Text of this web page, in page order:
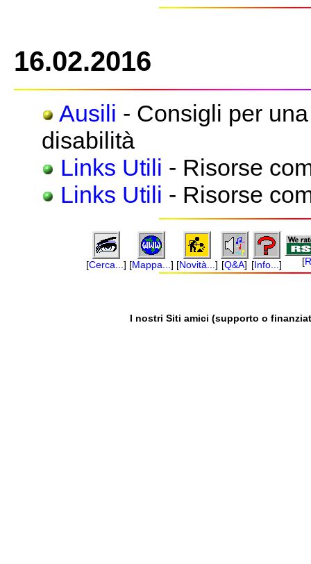
16.02.2016
Ausili - Consigli per
disabilità
Links Utili - Risorse
Links Utili - Risorse
[Cerca... ] [Mappa... ] [Novità... ] [Q&A] [Info... ] [
I nostri Siti amici (supporto o